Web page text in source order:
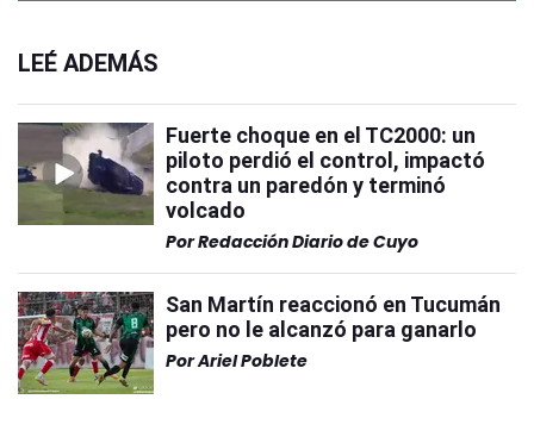
LEÉ ADEMÁS
Fuerte choque en el TC2000: un
piloto perdió el control, impactó
contra un paredón y terminó
volcado
PorRedacción Diario de Cuyo
San Martín reaccionó en Tucumán
pero no le alcanzó para ganarlo
PorAriel Poblete